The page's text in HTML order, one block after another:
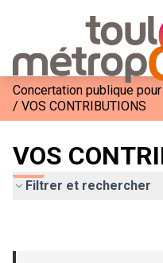
/ VOS CONTRIBUTIONS
VOS
Filtrer et rechercher